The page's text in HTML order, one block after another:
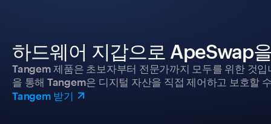
하드웨어 지갑으로 ApeSwap
Tangem 제품은 초보자부터 전문가까지 모두를 위한 것
을 통해 Tangem은 디지털 자산을 직접 제어하고 보호할
Tangem 받기